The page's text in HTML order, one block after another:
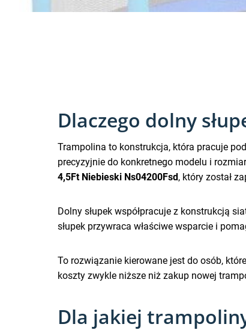
Dlaczego dolny
Trampolina to konstrukcja, która pracuje
precyzyjnie do konkretnego modelu i
4,5Ft Niebieski Ns04200Fsd, który został
Dolny słupek współpracuje z konstrukcją
słupek przywraca właściwe wsparcie i
To rozwiązanie kierowane jest do osób,
koszty zwykle niższe niż zakup nowej
Dla jakiej